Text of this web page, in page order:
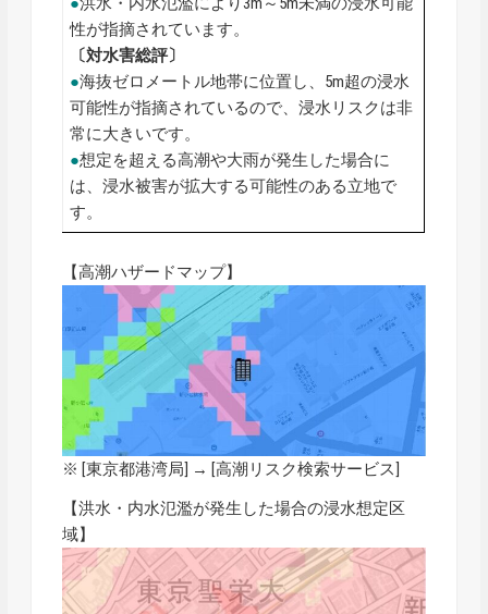
性が指摘されています。
〔対水害総評〕
●海抜ゼロメートル地帯に位置し、5m超の浸水
可能性が指摘されているので、浸水リスクは非
常に大きいです。
●想定を超える高潮や大雨が発生した場合に
は、浸水被害が拡大する可能性のある立地で
す。
【高潮ハザードマップ】
※ [東京都港湾局] → [高潮リスク検索サービス
【洪水・内水氾濫が発生した場合の浸水想定区
域】